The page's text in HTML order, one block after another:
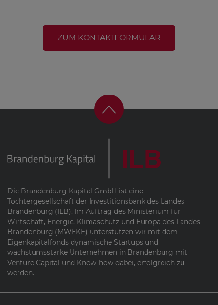
ZUM KONTAKTFORMULAR
Die Brandenburg Kapital GmbH ist eine
Tochtergesellschaft der Investitionsbank des Landes
Brandenburg (ILB). Im Auftrag des Ministerium für
Wirtschaft, Energie, Klimaschutz und Europa des Landes
Brandenburg (MWEKE) unterstützen wir mit dem
Eigenkapitalfonds dynamische Startups und
wachstumsstarke Unternehmen in Brandenburg mit
Venture Capital und Know-how dabei, erfolgreich zu
werden.